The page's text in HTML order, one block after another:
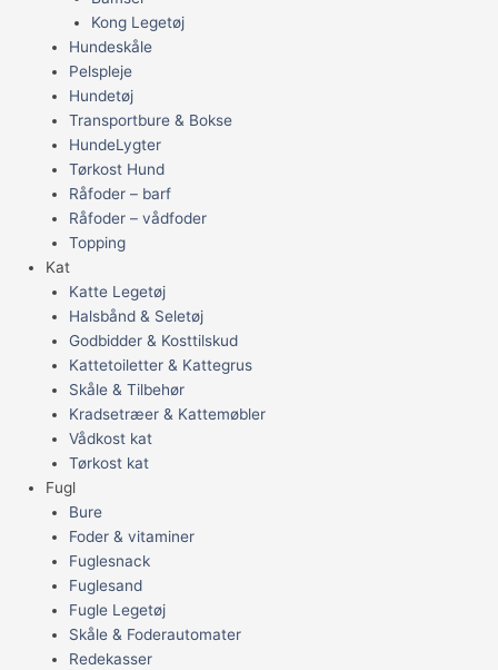
Kong Legetøj
Hundeskåle
Pelspleje
Hundetøj
Transportbure & Bokse
HundeLygter
Tørkost Hund
Råfoder – barf
Råfoder – vådfoder
Topping
Kat
Katte Legetøj
Halsbånd & Seletøj
Godbidder & Kosttilskud
Kattetoiletter & Kattegrus
Skåle & Tilbehør
Kradsetræer & Kattemøbler
Vådkost kat
Tørkost kat
Fugl
Bure
Foder & vitaminer
Fuglesnack
Fuglesand
Fugle Legetøj
Skåle & Foderautomater
Redekasser